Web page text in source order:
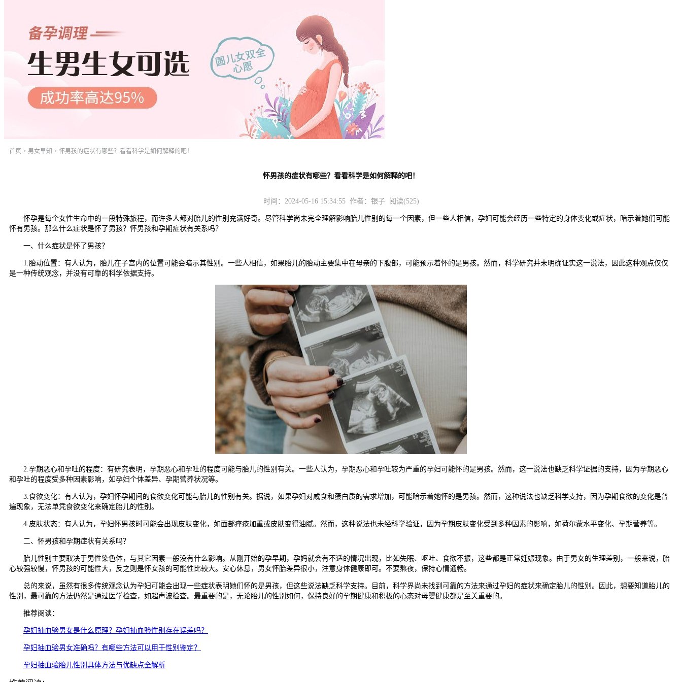
首页 > 男女早知 > 怀男孩的症状有哪些？看看科学是如何解释的吧！
怀男孩的症状有哪些？看看科学是如何解释的吧！
时间：2024-05-16 15:34:55 作者：银子 阅读(525)
怀孕是每个女性生命中的一段特殊旅程，而许多人都对胎儿的性别充满好奇。尽管科学尚未完全理解影响胎儿性别的每一个因素，但一些人相信，孕妇可能会经历一些特定的身体变化或症状，暗示着她们可能
怀有男孩。那么什么症状是怀了男孩？怀男孩和孕期症状有关系吗？
一、什么症状是怀了男孩？
1.胎动位置：有人认为，胎儿在子宫内的位置可能会暗示其性别。一些人相信，如果胎儿的胎动主要集中在母亲的下腹部，可能预示着怀的是男孩。然而，科学研究并未明确证实这一说法，因此这种观点仅仅
是一种传统观念，并没有可靠的科学依据支持。
2.孕期恶心和孕吐的程度：有研究表明，孕期恶心和孕吐的程度可能与胎儿的性别有关。一些人认为，孕期恶心和孕吐较为严重的孕妇可能怀的是男孩。然而，这一说法也缺乏科学证据的支持，因为孕期恶心
和孕吐的程度受多种因素影响，如孕妇个体差异、孕期营养状况等。
3.食欲变化：有人认为，孕妇怀孕期间的食欲变化可能与胎儿的性别有关。据说，如果孕妇对咸食和蛋白质的需求增加，可能暗示着她怀的是男孩。然而，这种说法也缺乏科学支持，因为孕期食欲的变化是普
遍现象，无法单凭食欲变化来确定胎儿的性别。
4.皮肤状态：有人认为，孕妇怀男孩时可能会出现皮肤变化，如面部痤疮加重或皮肤变得油腻。然而，这种说法也未经科学验证，因为孕期皮肤变化受到多种因素的影响，如荷尔蒙水平变化、孕期营养等。
二、怀男孩和孕期症状有关系吗？
胎儿性别主要取决于男性染色体，与其它因素一般没有什么影响。从刚开始的孕早期，孕妈就会有不适的情况出现，比如失眠、呕吐、食欲不振，这些都是正常妊娠现象。由于男女的生理差别，一般来说，胎
心较强较慢，怀男孩的可能性大，反之则是怀女孩的可能性比较大。安心休息，男女怀胎差异很小，注意身体健康即可。不要熬夜，保持心情通畅。
总的来说，虽然有很多传统观念认为孕妇可能会出现一些症状表明她们怀的是男孩，但这些说法缺乏科学支持。目前，科学界尚未找到可靠的方法来通过孕妇的症状来确定胎儿的性别。因此，想要知道胎儿的
性别，最可靠的方法仍然是通过医学检查，如超声波检查。最重要的是，无论胎儿的性别如何，保持良好的孕期健康和积极的心态对母婴健康都是至关重要的。
推荐阅读：
孕妇抽血验男女是什么原理？孕妇抽血验性别存在误差吗？
孕妇抽血验男女准确吗？有哪些方法可以用于性别鉴定？
孕妇抽血验胎儿性别具体方法与优缺点全解析